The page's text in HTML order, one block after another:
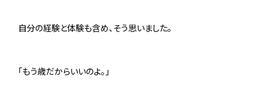
自分の経験と体験も含め、そう思いました。
「もう歳だからいいのよ。」